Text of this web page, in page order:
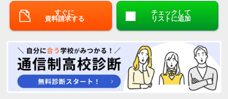
すぐに
資料請求する
チェックして
リストに追加